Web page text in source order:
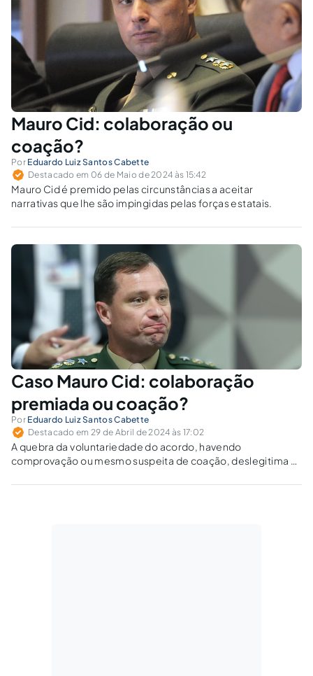
Mauro Cid: colaboração ou
coação?
Por Eduardo Luiz Santos Cabette
Destacado em 06 de Maio de 2024 às 15:42
Mauro Cid é premido pelas circunstâncias a aceitar
narrativas que lhe são impingidas pelas forças estatais.
Caso Mauro Cid: colaboração
premiada ou coação?
Por Eduardo Luiz Santos Cabette
Destacado em 29 de Abril de 2024 às 17:02
A quebra da voluntariedade do acordo, havendo
comprovação ou mesmo suspeita de coação, deslegitima e